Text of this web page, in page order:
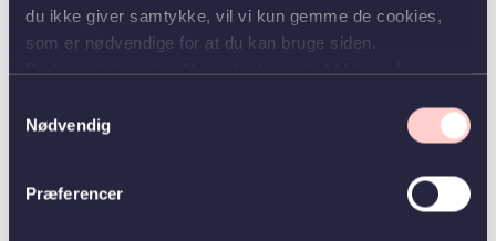
du ikke giver samtykke, vil vi kun gemme de cookies,
som er nødvendige for at du kan bruge siden.
Nødvendig
Præferencer